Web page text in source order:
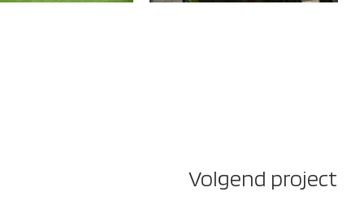
Volgend project